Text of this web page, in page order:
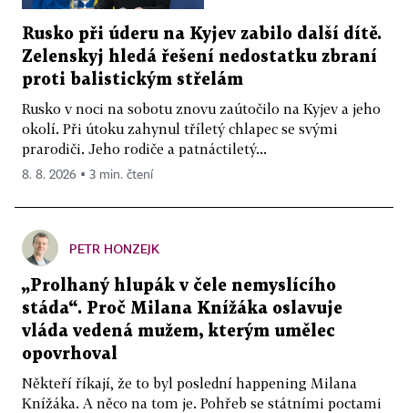
Rusko při úderu na Kyjev zabilo další dítě.
Zelenskyj hledá řešení nedostatku zbraní
proti balistickým střelám
Rusko v noci na sobotu znovu zaútočilo na Kyjev a jeho
okolí. Při útoku zahynul tříletý chlapec se svými
prarodiči. Jeho rodiče a patnáctiletý...
8. 8. 2026 ▪ 3 min. čtení
PETR HONZEJK
„Prolhaný hlupák v čele nemyslícího
stáda“. Proč Milana Knížáka oslavuje
vláda vedená mužem, kterým umělec
opovrhoval
Někteří říkají, že to byl poslední happening Milana
Knížáka. A něco na tom je. Pohřeb se státními poctami